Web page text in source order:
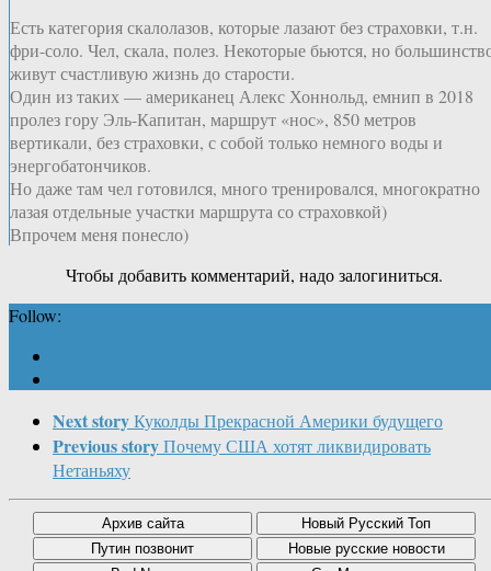
Есть категория скалолазов, которые лазают без страховки, т.н.
фри-соло. Чел, скала, полез. Некоторые бьются, но
живут счастливую жизнь до старости.
Один из таких — американец Алекс Хоннольд, емнип в 2018
пролез гору Эль-Капитан, маршрут «нос», 850 метров
вертикали, без страховки, с собой только немного воды и
энергобатончиков.
Но даже там чел готовился, много тренировался, многократно
лазая отдельные участки маршрута со страховкой)
Впрочем меня понесло)
Чтобы добавить комментарий, надо залогиниться.
Follow:
Next storyКуколды Прекрасной Америки будущего
Previous storyПочему США хотят ликвидировать
Нетаньяху